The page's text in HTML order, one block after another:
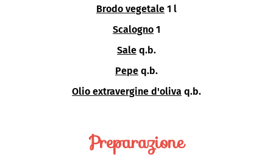
Brodo vegetale 1 l
Scalogno 1
Sale q.b.
Pepe q.b.
Olio extravergine d'oliva q.b.
Preparazione